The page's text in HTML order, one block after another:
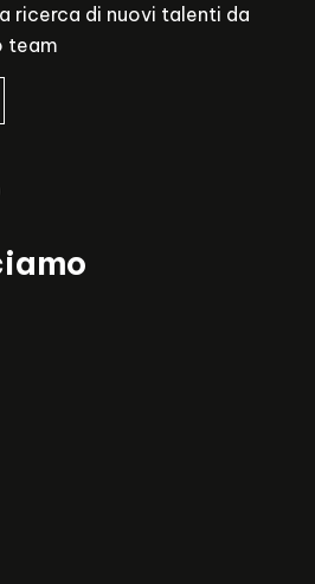
ricerca di nuovi talenti da
team